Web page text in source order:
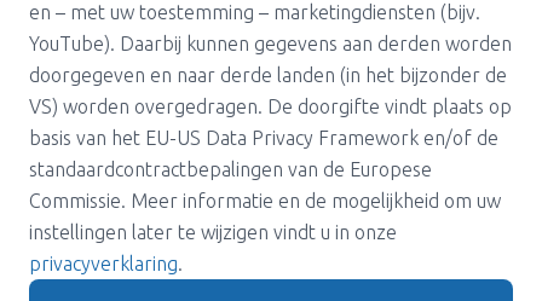
Pers
Magazijn
Carrière
Support
Algemene voorwaarden
Privacybeleid
Juridische informatie
en – met uw toestemming – marketingdiensten (bijv.
YouTube). Daarbij kunnen gegevens aan derden worden
doorgegeven en naar derde landen (in het bijzonder de
VS) worden overgedragen. De doorgifte vindt plaats op
basis van het EU-US Data Privacy Framework en/of de
standaardcontractbepalingen van de Europese
Commissie. Meer informatie en de mogelijkheid om uw
instellingen later te wijzigen vindt u in onze
privacyverklaring.